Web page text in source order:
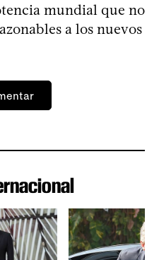
mundial que no
a los nuevos